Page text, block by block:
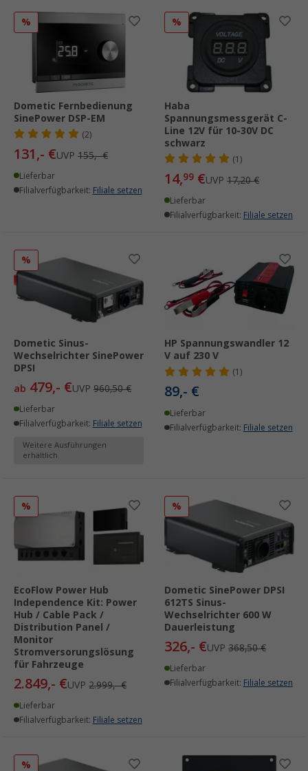
%
Dometic Fernbedienung
SinePower DSP-EM
(2)
131,- €UVP 155,- €
Lieferbar
Filialverfügbarkeit: Filiale setzen
%
Haba
Spannungsmessgerät C-
Line 12V für 10-30V DC
schwarz
(1)
14,99 €UVP 17,20 €
Lieferbar
Filialverfügbarkeit: Filiale setzen
%
Dometic Sinus-
Wechselrichter SinePower
DPSI
ab 479,- €UVP 960,50 €
Lieferbar
Filialverfügbarkeit: Filiale setzen
Weitere Ausführungen
erhältlich
HP Spannungswandler 12
V auf 230 V
(1)
89,- €
Lieferbar
Filialverfügbarkeit: Filiale setzen
%
EcoFlow Power Hub
Independence Kit: Power
Hub / Cable Pack /
Distribution Panel /
Monitor
Stromversorungslösung
für Fahrzeuge
2.849,- €UVP 2.999,- €
Lieferbar
Filialverfügbarkeit: Filiale setzen
%
Dometic SinePower DPSI
612TS Sinus-
Wechselrichter 600 W
Dauerleistung
326,- €UVP 368,50 €
Lieferbar
Filialverfügbarkeit: Filiale setzen
%